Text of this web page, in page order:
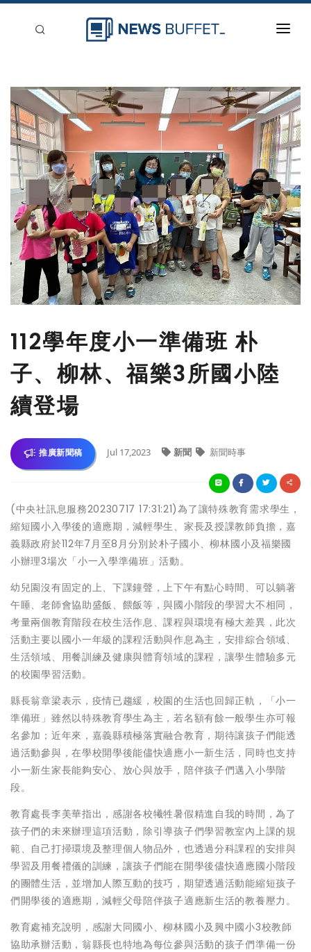
新聞稿分類
登入
刊登
112學年度小一準備班 朴
子、柳林、福樂3所國小陸
續登場
推廣新聞稿 Jul 17,2023 新聞 新聞時事
(中央社訊息服務20230717 17:31:21)為了讓特殊教育需求學生，
縮短國小入學後的適應期，減輕學生、家長及授課教師負擔，嘉
義縣政府於112年7月至8月分別於朴子國小、柳林國小及福樂國
小辦理3場次「小一入學準備班」活動。
幼兒園沒有固定的上、下課鐘聲，上下午有點心時間、可以躺著
午睡、老師會協助盛飯、餵飯等，與國小階段的學習大不相同，
考量兩個教育階段在校生活作息、課程與環境有極大差異，此次
活動主要以國小一年級的課程活動與作息為主，安排綜合領域、
生活領域、用餐訓練及健康與體育領域的課程，讓學生體驗多元
的校園學習活動。
縣長翁章梁表示，疫情已趨緩，校園的生活也回歸正軌，「小一
準備班」雖然以特殊教育學生為主，若名額有餘一般學生亦可報
名參加；近年來，嘉義縣積極落實融合教育，期待讓孩子們能透
過活動參與，在學校開學後能儘快適應小一新生活，同時也支持
小一新生家長能夠安心、放心與放手，陪伴孩子們邁入小學階
段。
教育處長李美華指出，感謝各校犧牲暑假精進自我的時間，為了
孩子們的未來辦理這項活動，除引導孩子們學習教室內上課的規
範、自己打掃環境及整理個人物品外，也透過分科課程的安排與
學習及用餐禮儀的訓練，讓孩子們能在開學後儘快適應國小階段
的團體生活，並增加人際互動的技巧，期望透過活動能縮短孩子
們開學後的適應期，減輕父母陪伴孩子適應新生活的教養壓力。
教育處補充說明，感謝大同國小、柳林國小及興中國小3校教師
協助承辦活動，翁縣長也特地為每位參與活動的孩子們準備一份